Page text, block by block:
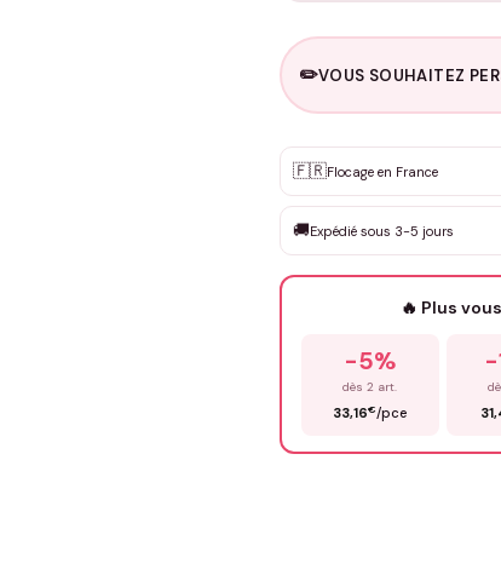
✏️VOUS SOUHAITEZ
✨ Personnalisation sur
DEVIS GRATUIT ·
Que souhaitez-vous ?
🇫🇷Flocage en France
🚚Expédié sous 3-5 jours
🔥 Plus
-5%
dès 2 art.
33,16€/pce
-